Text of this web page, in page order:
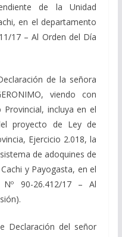
de la Unidad
en el departamento
17 – Al Orden del Día
de la señora
viendo con
incluya en el
proyecto de Ley de
Ejercicio 2.018, la
de adoquines de
y Payogasta, en el
Nº 90-26.412/17 – Al
del señor